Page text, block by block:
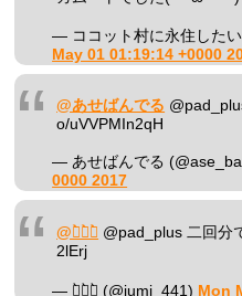
— ココット村に永住した
May 01 01:19:14 +0000
@あせばんでる
o/uVVPMIn2qH
— あせばんでる
0000 2017
@じ̀ゅ̀み̀ @pad_plus 二回分
2lErj
— じ̀ゅ̀み̀ (@jumi_441) Mon